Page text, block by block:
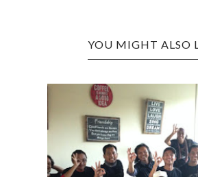
YOU MIGHT ALSO